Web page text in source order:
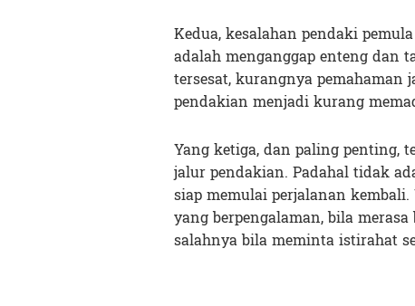
Kedua, kesalahan pendaki
adalah menganggap enteng dan
tersesat, kurangnya
pendakian menjadi kurang
Yang ketiga, dan paling penting,
jalur pendakian. Padahal tidak
siap memulai perjalanan
yang berpengalaman, bila
salahnya bila meminta istirahat